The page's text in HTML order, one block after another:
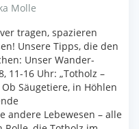
Molle
tragen, spazieren
Unsere Tipps, die den
Unser Wander-
11-16 Uhr: „Totholz –
Säugetiere, in Höhlen
andere Lebewesen – alle